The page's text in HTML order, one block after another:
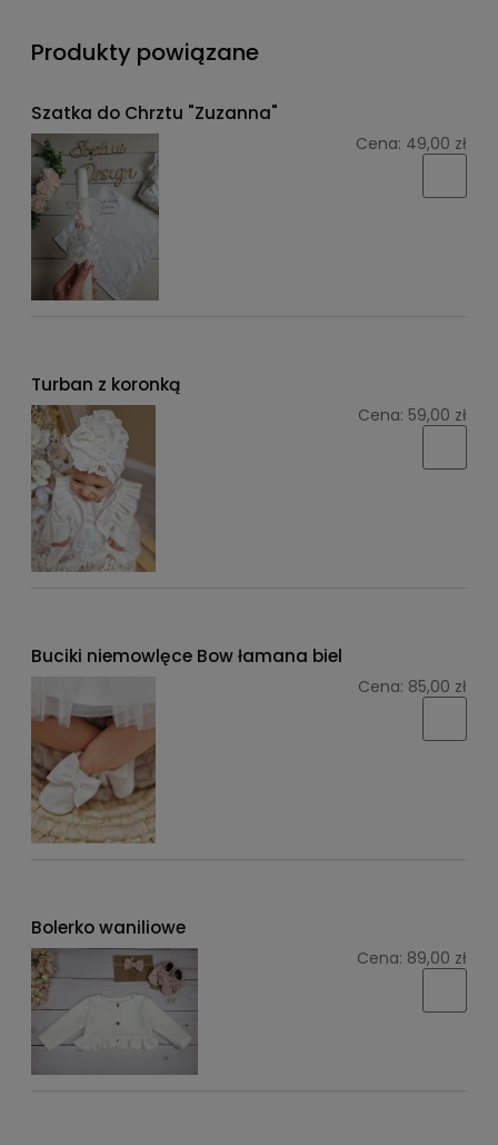
Produkty powiązane
Szatka do Chrztu "Zuzanna"
Cena: 49,00 zł
Turban z koronką
Cena: 59,00 zł
Buciki niemowlęce Bow łamana biel
Cena: 85,00 zł
Bolerko waniliowe
Cena: 89,00 zł